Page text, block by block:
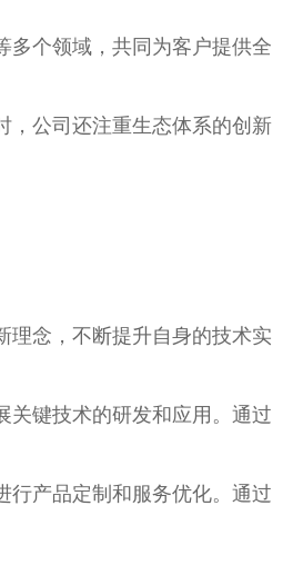
多个领域，共同为客户提供全
，公司还注重生态体系的创新
理念，不断提升自身的技术实
关键技术的研发和应用。通过
行产品定制和服务优化。通过